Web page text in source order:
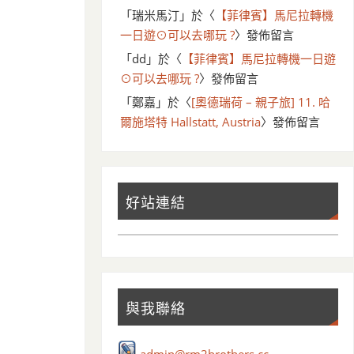
「瑞米馬汀」於〈 【菲律賓】馬尼拉轉機
一日遊⊙可以去哪玩 ?〉發佈留言
「dd 」於〈 【菲律賓】馬尼拉轉機一日遊
⊙可以去哪玩 ?〉發佈留言
「鄭嘉 」於〈[奧德瑞荷 – 親子旅] 11. 哈
爾施塔特 Hallstatt, Austria〉發佈留言
好站連結
與我聯絡